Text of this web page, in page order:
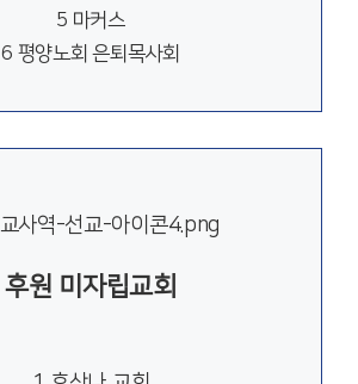
5 마커스
6 평양노회 은퇴목사회
후원 미자립교회